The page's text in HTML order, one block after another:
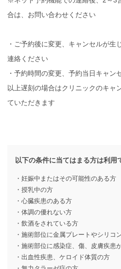
合は、お問い合わせください
・ご予約後に変更、キャンセルが生
連絡ください
・予約時間の変更、予約当日キャン
以上遅刻の場合はクリニックのキャ
ていただきます
以下の条件に当てはまる方は利用
・妊娠中またはその可能性のある方
・授乳中の方
・心臓疾患のある方
・体調の優れない方
・飲酒をされている方
・施術部位に金属プレートやシリコ
・施術部位に感染症、傷、皮膚疾患
・出血性疾患、ケロイド体質の方